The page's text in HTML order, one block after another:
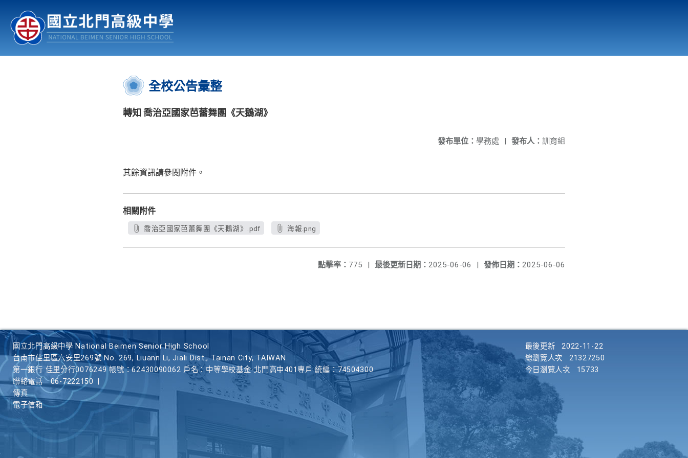
認識北中 行事曆
:::
全校公告彙整
轉知 喬治亞國家芭蕾舞團《天鵝湖》
發布人： 訓育組
發布單位： 學務處 |
其餘資訊請參閱附件。
相關附件
喬治亞國家芭蕾舞團《天鵝湖》.pdf 海報.png
發佈日期： 2025-06-06
最後更新日期： 2025-06-06 |
點擊率： 775 |
國立北門高級中學 National Beimen Senior High School
台南市佳里區六安里269號 No. 269, Liuann Li, Jiali Dist., Tainan City, TAIWAN
第一銀行 佳里分行0076249 帳號：62430090062 戶名：中等學校基金-北門高中401專戶 統編：74504300
聯絡電話
06-7222150
傳真
電子信箱
最後更新
2022-11-22
總瀏覽人次
21327250
今日瀏覽人次
15733